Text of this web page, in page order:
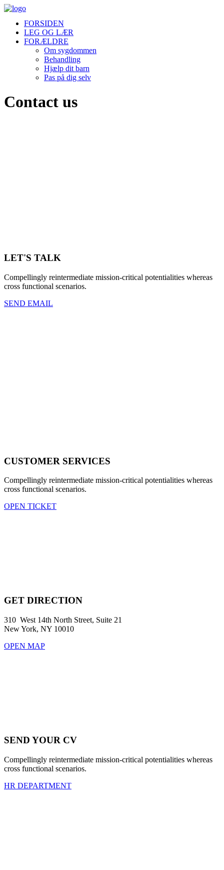
FORSIDEN
LEG OG LÆR
FORÆLDRE
Om sygdommen
Behandling
Hjælp dit barn
Pas på dig selv
Contact us
LET'S TALK
Compellingly reintermediate mission-critical potentialities whereas
cross functional scenarios.
SEND EMAIL
CUSTOMER SERVICES
Compellingly reintermediate mission-critical potentialities whereas
cross functional scenarios.
OPEN TICKET
GET DIRECTION
310 West 14th North Street, Suite 21
New York, NY 10010
OPEN MAP
SEND YOUR CV
Compellingly reintermediate mission-critical potentialities whereas
cross functional scenarios.
HR DEPARTMENT